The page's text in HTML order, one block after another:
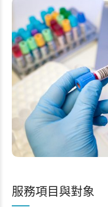
服務項目與對象